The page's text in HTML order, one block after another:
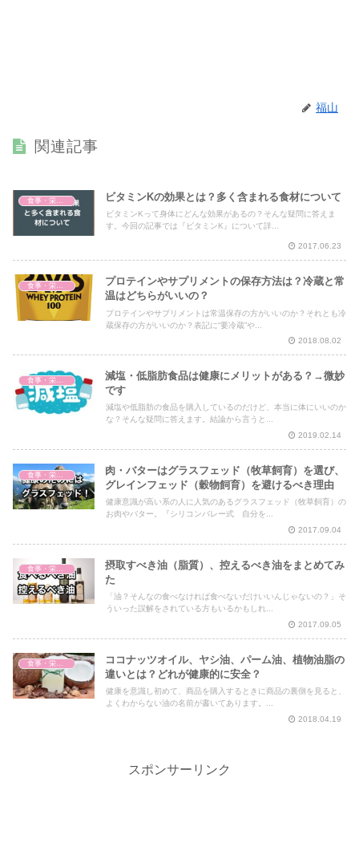
福山
関連記事
ビタミンKの効果とは？多く含まれる食材について
ビタミンKって身体にどんな効果があるの？そんな疑問に答えま
す。今回の記事では『ビタミンK』について詳...
2017.06.23
プロテインやサプリメントの保存方法は？冷蔵と常
温はどちらがいいの？
プロテインやサプリメントは常温保存の方がいいのか？それとも冷
蔵保存の方がいいのか？表記に“要冷蔵”や...
2018.08.02
減塩・低脂肪食品は健康にメリットがある？→微妙
です
減塩や低脂肪の食品を購入しているのだけど、本当に体にいいのか
な？そんな疑問に答えます。結論から言うと...
2019.02.14
肉・バターはグラスフェッド（牧草飼育）を選び、
グレインフェッド（穀物飼育）を避けるべき理由
健康意識が高い系の人に人気のあるグラスフェッド（牧草飼育）の
お肉やバター。『シリコンバレー式 自分を...
2017.09.04
食事・栄養・サプリ
摂取すべき油（脂質）、控えるべき油をまとめてみ
た
「油？そんなの食べなければ食べないだけいいんじゃないの？」そ
ういった誤解をされている方もいるかもしれ...
2017.09.05
食事・栄養・サプリ
ココナッツオイル、ヤシ油、パーム油、植物油脂の
違いとは？どれが健康的に安全？
健康を意識し初めて、商品を購入するときに商品の裏側を見ると、
よくわからない油の名前が書いてあります。...
2018.04.19
スポンサーリンク